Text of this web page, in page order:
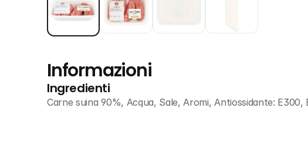
Informazioni
Ingredienti
Carne suina 90%, Acqua, Sale, Aromi, Antiossidante: